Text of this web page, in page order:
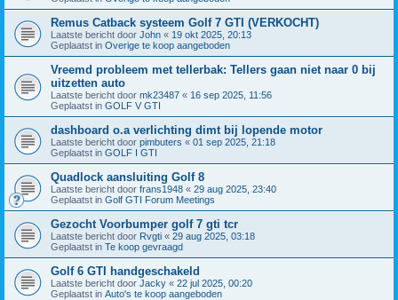
Remus Catback systeem Golf 7 GTI (VERKOCHT)
Laatste bericht door John « 19 okt 2025, 20:13
Geplaatst in Overige te koop aangeboden
Vreemd probleem met tellerbak: Tellers gaan niet naar 0 bij
uitzetten auto
Laatste bericht door mk23487 « 16 sep 2025, 11:56
Geplaatst in GOLF V GTI
dashboard o.a verlichting dimt bij lopende motor
Laatste bericht door pimbuters « 01 sep 2025, 21:18
Geplaatst in GOLF I GTI
Quadlock aansluiting Golf 8
Laatste bericht door frans1948 « 29 aug 2025, 23:40
Geplaatst in Golf GTI Forum Meetings
Gezocht Voorbumper golf 7 gti tcr
Laatste bericht door Rvgti « 29 aug 2025, 03:18
Geplaatst in Te koop gevraagd
Golf 6 GTI handgeschakeld
Laatste bericht door Jacky « 22 jul 2025, 00:20
Geplaatst in Auto's te koop aangeboden